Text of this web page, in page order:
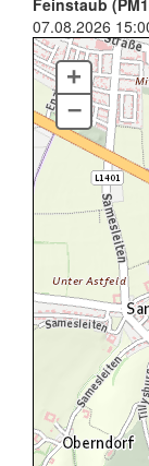
Feinstaub
07.08.2026
+
–